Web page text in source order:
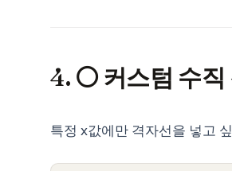
4. ⚪ 커스텀 수직
특정 x값에만 격자선을 넣고